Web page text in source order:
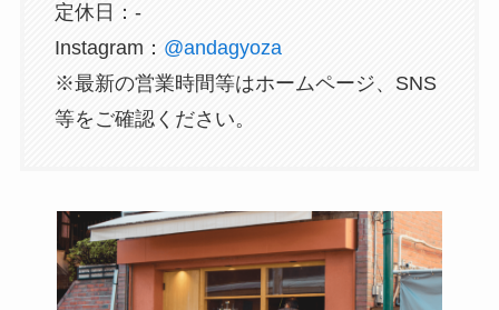
定休日：-
Instagram： @andagyoza
※最新の営業時間等はホームページ、SNS
等をご確認ください。